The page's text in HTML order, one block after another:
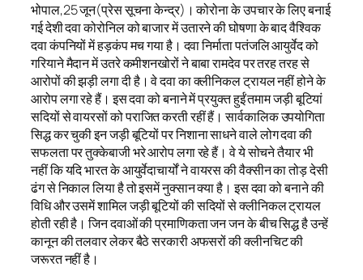
भोपाल,25 जून(प्रेस सूचना केन्द्र)। कोरोना के उपचार के लिए बनाई
गई देशी दवा कोरोनिल को बाजार में उतारने की घोषणा के बाद वैश्विक
दवा कंपनियों में हड़कंप मच गया है। दवा निर्माता पतंजलि आयुर्वेद को
गरियाने मैदान में उतरे कमीशनखोरों ने बाबा रामदेव पर तरह तरह से
आरोपों की झड़ी लगा दी है। वे दवा का क्लीनिकल ट्रायल नहीं होने के
आरोप लगा रहे हैं। इस दवा को बनाने में प्रयुक्त हुईं तमाम जड़ी बूटियां
सदियों से वायरसों को पराजित करती रहीं हैं। सार्वकालिक उपयोगिता
सिद्ध कर चुकी इन जड़ी बूटियों पर निशाना साधने वाले लोग दवा की
सफलता पर तुक्केबाजी भरे आरोप लगा रहे हैं। वे ये सोचने तैयार भी
नहीं कि यदि भारत के आयुर्वेदाचार्यों ने वायरस की वैक्सीन का तोड़ देसी
ढंग से निकाल लिया है तो इसमें नुक्सान क्या है। इस दवा को बनाने की
विधि और उसमें शामिल जड़ी बूटियों की सदियों से क्लीनिकल ट्रायल
होती रही है। जिन दवाओं की प्रमाणिकता जन जन के बीच सिद्ध है उन्हें
कानून की तलवार लेकर बैठे सरकारी अफसरों की क्लीनचिट की
जरूरत नहीं है।